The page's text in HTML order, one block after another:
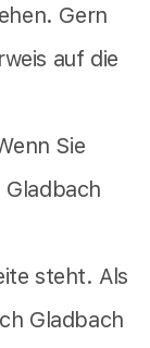
Gern
auf die
Sie
Gladbach
steht. Als
Gladbach